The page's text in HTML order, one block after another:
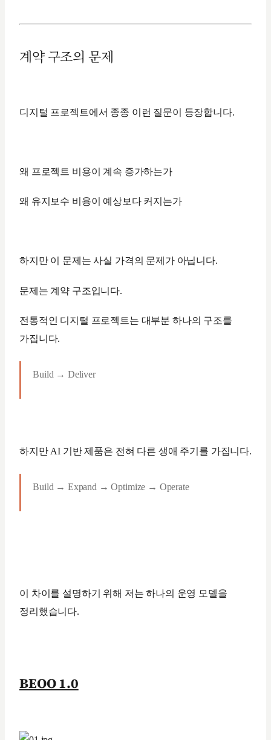
계약 구조의 문제
디지털 프로젝트에서 종종 이런 질문이 등장합니다.
왜 프로젝트 비용이 계속 증가하는가
왜 유지보수 비용이 예상보다 커지는가
하지만 이 문제는 사실 가격의 문제가 아닙니다.
문제는 계약 구조입니다.
전통적인 디지털 프로젝트는 대부분 하나의 구조를
가집니다.
Build → Deliver
하지만 AI 기반 제품은 전혀 다른 생애 주기를 가집니다.
Build → Expand → Optimize → Operate
이 차이를 설명하기 위해 저는 하나의 운영 모델을
정리했습니다.
BEOO 1.0